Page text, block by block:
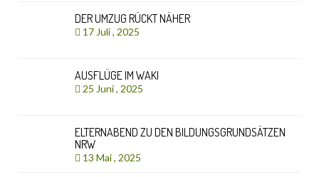
DER UMZUG RÜCKT NÄHER
17 Juli , 2025
AUSFLÜGE IM WAKI
25 Juni , 2025
ELTERNABEND ZU DEN BILDUNGSGRUNDSÄTZEN
NRW
13 Mai , 2025